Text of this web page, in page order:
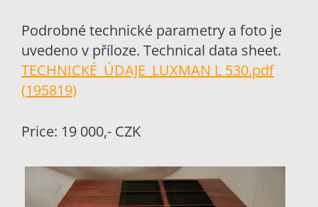
Podrobné technické parametry a foto je
uvedeno v příloze. Technical data sheet.
TECHNICKÉ_ÚDAJE_LUXMAN L 530.pdf
(195819)
Price: 19 000,- CZK